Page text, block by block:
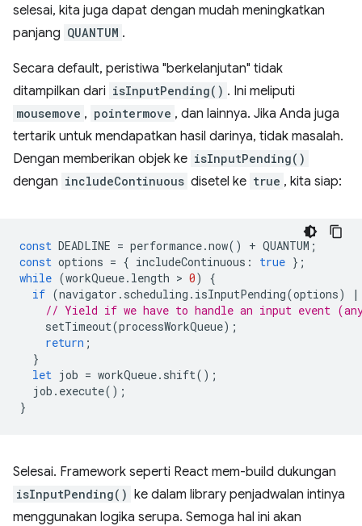
selesai, kita juga dapat dengan mudah meningkatkan
panjang QUANTUM .
Secara default, peristiwa "berkelanjutan" tidak
ditampilkan dari isInputPending() . Ini meliputi
mousemove , pointermove , dan lainnya. Jika Anda juga
tertarik untuk mendapatkan hasil darinya, tidak masalah.
Dengan memberikan objek ke isInputPending()
dengan includeContinuous disetel ke true , kita siap:
const DEADLINE = performance.now() + QUANTUM ;
const options = { includeContinuous : true };
while (workQueue. length > 0)
{
if (navigator . scheduling . isInputPending(options)
// Yield if we have to handle an input event
setTimeout(processWorkQueue);
return ;
}
let job = workQueue. shift();
job . execute();
}
Selesai. Framework seperti React mem-build dukungan
isInputPending() ke dalam library penjadwalan intinya
menggunakan logika serupa. Semoga hal ini akan